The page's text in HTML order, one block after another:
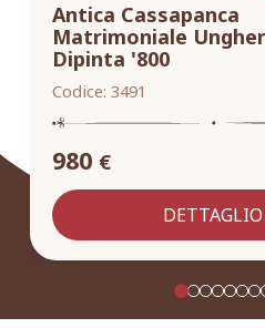
Antica Cassapanca
Matrimoniale
Dipinta '800
Codice: 3491
980 €
DETTAGLIO